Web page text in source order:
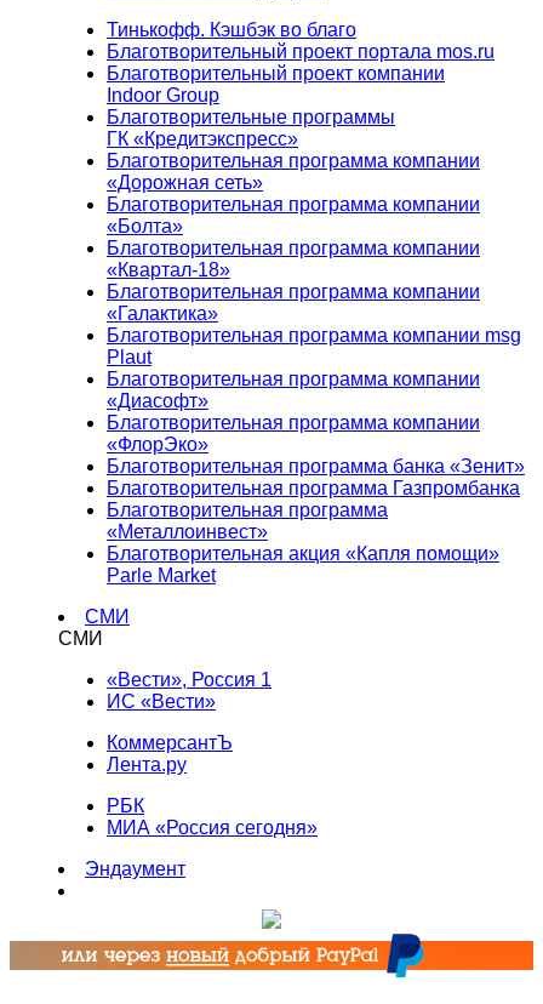
Тинькофф. Кэшбэк во благо
Благотворительный проект портала mos.ru
Благотворительный проект компании
Indoor Group
Благотворительные программы
ГК «Кредитэкспресс»
Благотворительная программа компании
«Дорожная сеть»
Благотворительная программа компании
«Болта»
Благотворительная программа компании
«Квартал-18»
Благотворительная программа компании
«Галактика»
Благотворительная программа компании msg
Plaut
Благотворительная программа компании
«Диасофт»
Благотворительная программа компании
«ФлорЭко»
Благотворительная программа банка «Зенит»
Благотворительная программа Газпромбанка
Благотворительная программа
«Металлоинвест»
Благотворительная акция «Капля помощи»
Parle Market
СМИ
СМИ
«Вести», Россия 1
ИС «Вести»
КоммерсантЪ
Лента.ру
РБК
МИА «Россия сегодня»
Эндаумент